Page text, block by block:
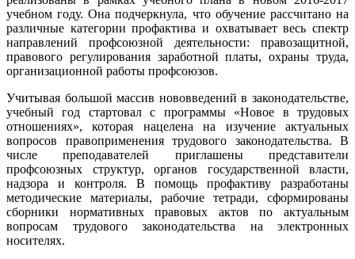
учебном году. Она подчеркнула, что обучение рассчитано на
различные категории профактива и охватывает весь спектр
направлений профсоюзной деятельности: правозащитной,
правового регулирования заработной платы, охраны труда,
организационной работы профсоюзов.
Учитывая большой массив нововведений в законодательстве,
учебный год стартовал с программы «Новое в трудовых
отношениях», которая нацелена на изучение актуальных
вопросов правоприменения трудового законодательства. В
числе преподавателей приглашены представители
профсоюзных структур, органов государственной власти,
надзора и контроля. В помощь профактиву разработаны
методические материалы, рабочие тетради, сформированы
сборники нормативных правовых актов по актуальным
вопросам трудового законодательства на электронных
носителях.